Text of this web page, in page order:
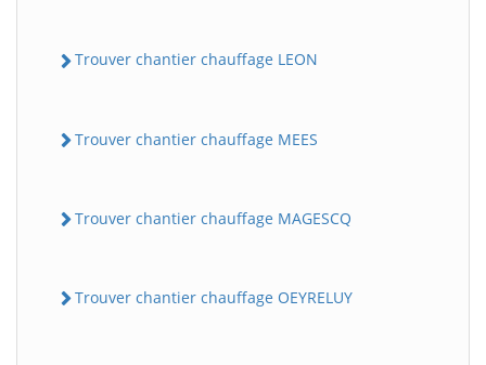
Trouver chantier chauffage LEON
Trouver chantier chauffage MEES
Trouver chantier chauffage MAGESCQ
Trouver chantier chauffage OEYRELUY